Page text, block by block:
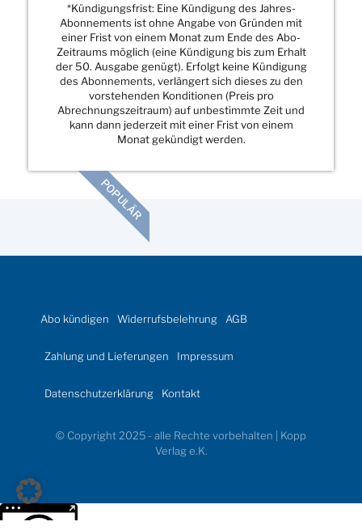
*Kündigungsfrist: Eine Kündigung des Jahres-
Abonnements ist ohne Angabe von Gründen mit
einer Frist von einem Monat zum Ende des Abo-
Zeitraums möglich (eine Kündigung bis zum Erhalt
der 50. Ausgabe genügt). Erfolgt keine Kündigung
des Abonnements, verlängert sich dieses zu den
vorstehenden Konditionen (Preis pro
Abrechnungszeitraum) auf unbestimmte Zeit und
kann dann jederzeit mit einer Frist von einem
Monat gekündigt werden.
POPULÄR
Abo kündigen Widerrufsbelehrung AGB
Zahlung und Lieferungen Impressum
Datenschutzerklärung Kontakt
© Copyright 2025 - alle Rechte vorbehalten | Kopp
Verlag e.K.
Weitere Informationen über den gesperrten Inhalt.